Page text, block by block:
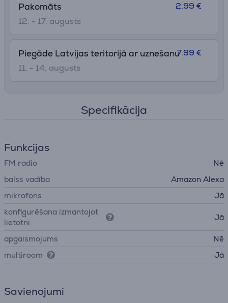
Pakomāts
12. - 17. augusts
2.99 €
Piegāde Latvijas teritorijā ar uznešanu
11. - 14. augusts
7.99 €
Specifikācija
Funkcijas
FM radio
Nē
balss vadība
Amazon Alexa
mikrofons
Jā
konfigurēšana izmantojot
lietotni
Jā
apgaismojums
Nē
multiroom
Jā
Savienojumi